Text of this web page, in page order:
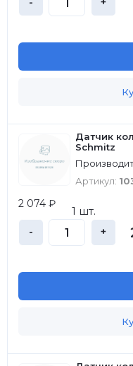
Датчик
Schmitz
Артикул:
2 074 ₽
1 шт.
- +